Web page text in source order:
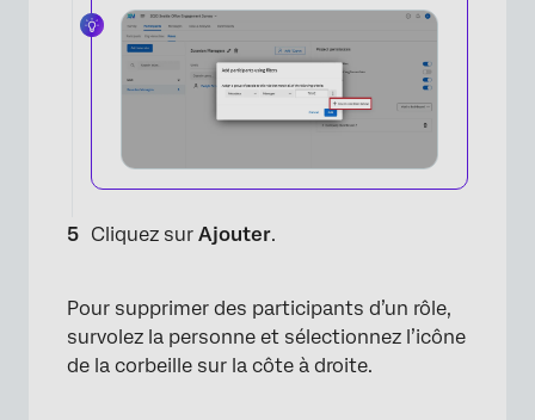
×
Cliquez sur Ajouter.
Pour supprimer des participants d’un rôle,
survolez la personne et sélectionnez l’icône
de la corbeille sur la côte à droite.